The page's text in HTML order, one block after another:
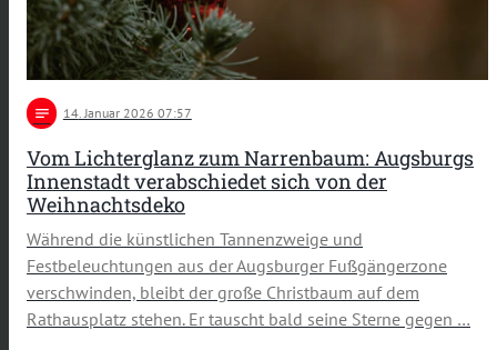
notes 14. Januar 2026 07:57
Vom Lichterglanz zum Narrenbaum: Augsburgs
Innenstadt verabschiedet sich von der
Weihnachtsdeko
Während die künstlichen Tannenzweige und
Festbeleuchtungen aus der Augsburger Fußgängerzone
verschwinden, bleibt der große Christbaum auf dem
Rathausplatz stehen. Er tauscht bald seine Sterne gegen …